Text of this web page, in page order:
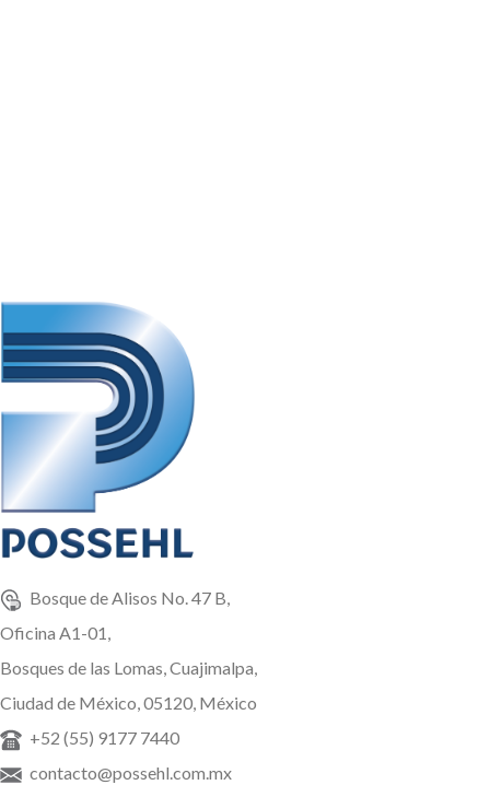
Bosque de Alisos No. 47 B,
Oficina A1-01,
Bosques de las Lomas, Cuajimalpa,
Ciudad de México, 05120, México
+52 (55) 9177 7440
contacto@possehl.com.mx